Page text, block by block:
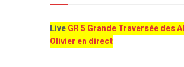
LiveGR 5 Grande Traversée des
Olivier en direct